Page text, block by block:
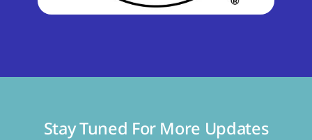
Stay Tuned For More Updates